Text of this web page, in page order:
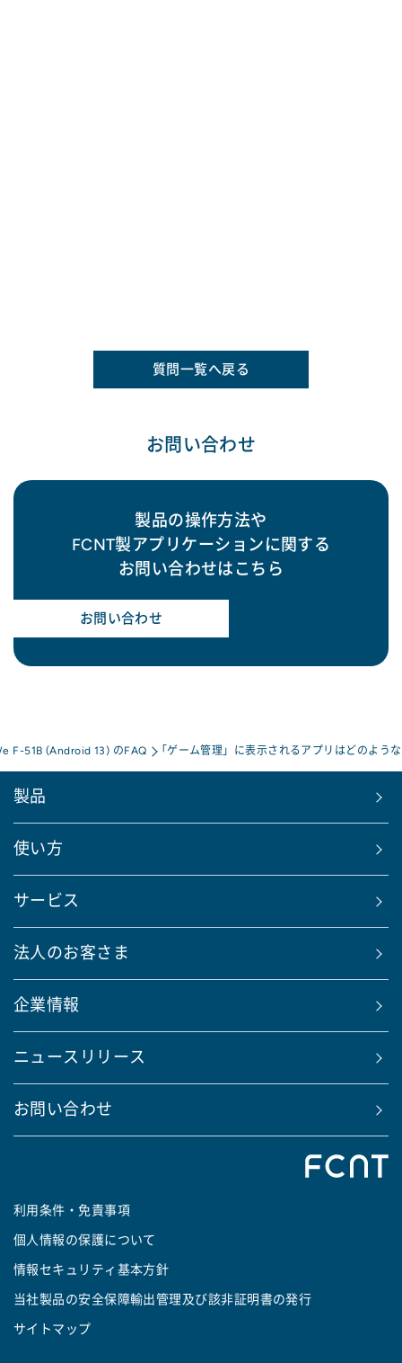
質問一覧へ戻る
お問い合わせ
製品の操作方法や
FCNT製アプリケーションに関する
お問い合わせはこちら
お問い合わせ
F-51B (Android 13) のFAQ 「ゲーム管理」に表示されるアプリはどのよう
製品
使い方
サービス
法人のお客さま
企業情報
ニュースリリース
お問い合わせ
利用条件・免責事項
個人情報の保護について
情報セキュリティ基本方針
当社製品の安全保障輸出管理及び該非証明書の発行
サイトマップ